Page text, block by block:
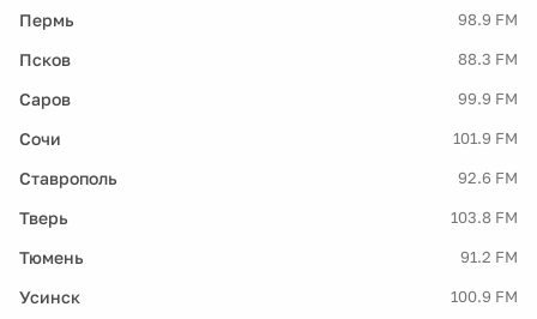
Пермь 98.9 FM
Псков 88.3 FM
Саров 99.9 FM
Сочи 101.9 FM
Ставрополь 92.6 FM
Тверь 103.8 FM
Тюмень 91.2 FM
Усинск 100.9 FM